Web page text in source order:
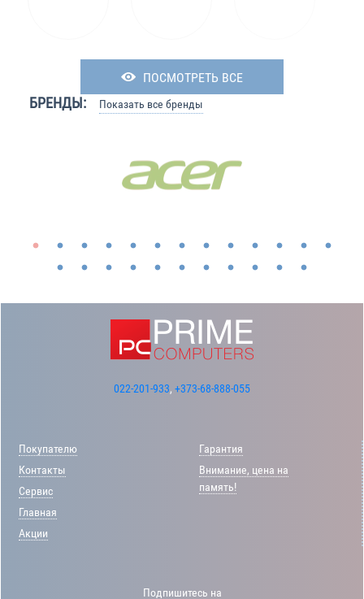
ПОСМОТРЕТЬ ВСЕ
БРЕНДЫ: Показать все бренды
022-201-933, +373-68-888-055
Покупателю
Контакты
Сервис
Главная
Акции
Гарантия
Внимание, цена на
память!
Подпишитесь на